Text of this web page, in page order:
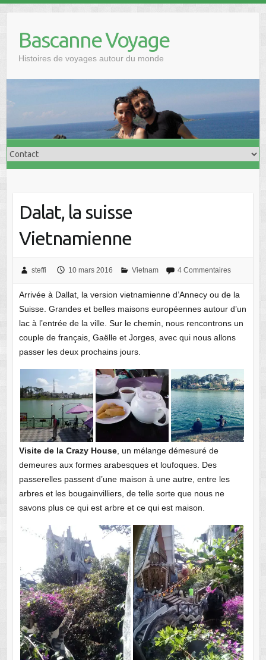
contentBascanne Voyage
Histoires de voyages autour du monde
Dalat, la suisse
Vietnamienne
steffi 10 mars 2016 Vietnam 4 Commentaires
Arrivée à Dallat, la version vietnamienne d’Annecy ou de la
Suisse. Grandes et belles maisons européennes autour d’un
lac à l’entrée de la ville. Sur le chemin, nous rencontrons un
couple de français, Gaëlle et Jorges, avec qui nous allons
passer les deux prochains jours.
Visite de la Crazy House, un mélange démesuré de
demeures aux formes arabesques et loufoques. Des
passerelles passent d’une maison à une autre, entre les
arbres et les bougainvilliers, de telle sorte que nous ne
savons plus ce qui est arbre et ce qui est maison.